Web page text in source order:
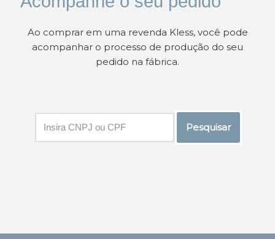
Ao comprar em uma revenda Kless, você pode
acompanhar o processo de produção do seu
pedido na fábrica.
Pesquisar